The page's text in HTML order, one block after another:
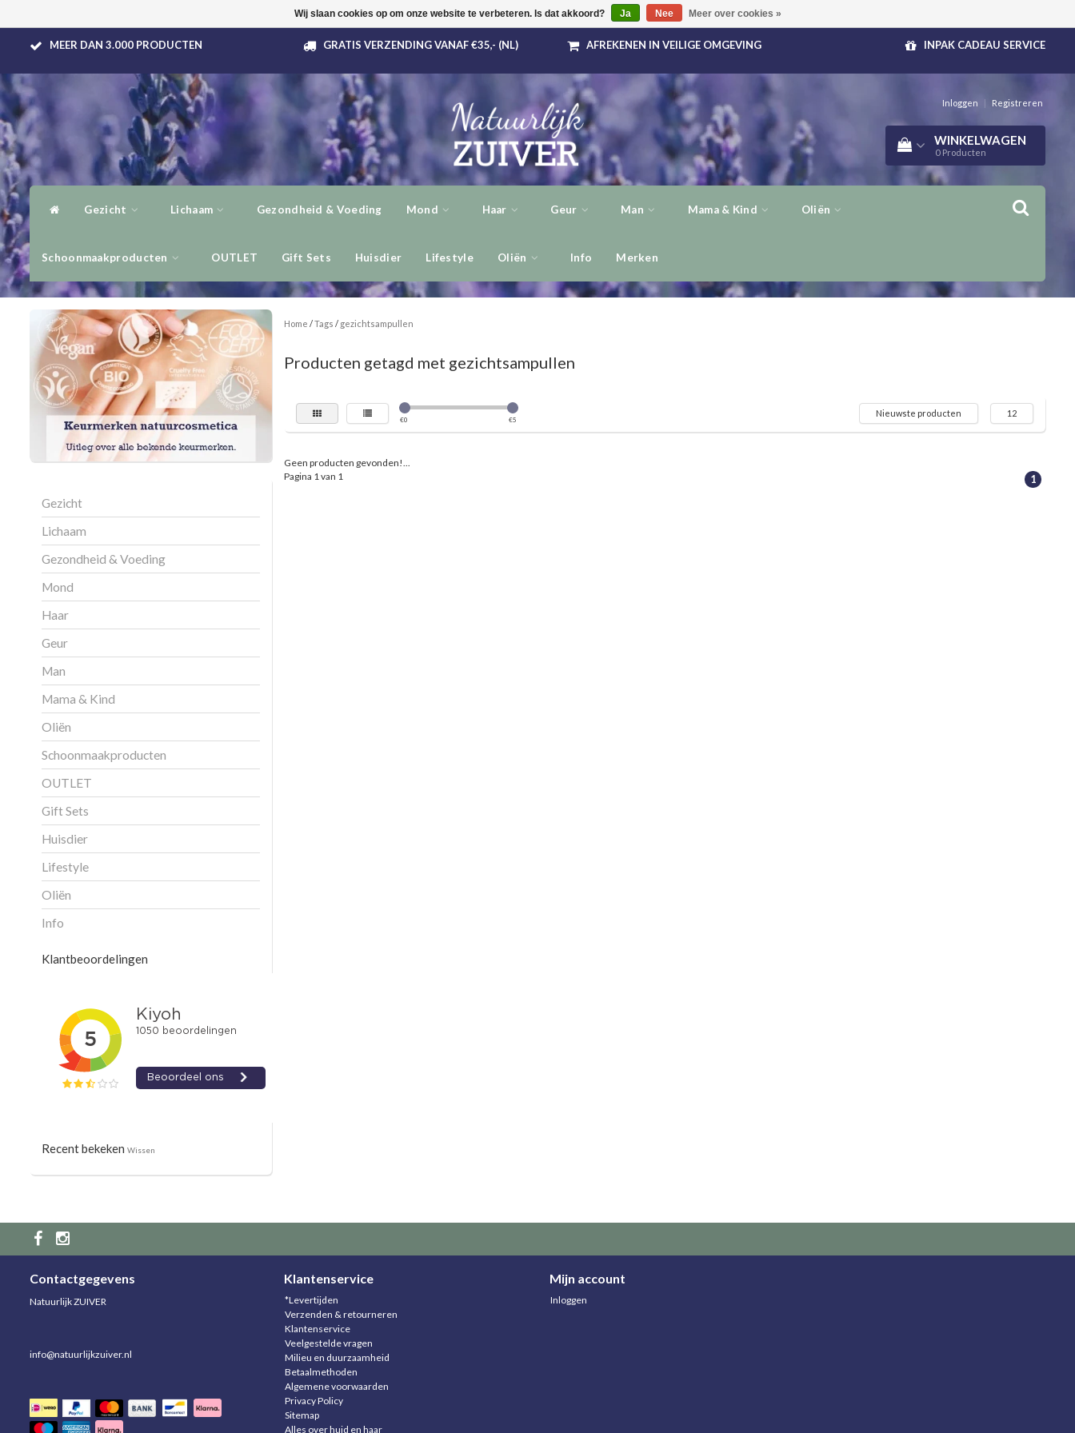
MEER DAN 3.000 PRODUCTEN GRATIS VERZENDING VANAF €35,- (NL) AFREKENEN IN VEILIGE OMGEVING INPAK CADEAU SERVICE
Inloggen | Registreren
WINKELWAGEN
0 Producten
Gezicht Lichaam Gezondheid & Voeding Mond Haar Geur Man Mama & Kind Oliën
Schoonmaakproducten OUTLET Gift Sets Huisdier Lifestyle Oliën Info Merken
Gezicht
Lichaam
Gezondheid & Voeding
Mond
Haar
Geur
Man
Mama & Kind
Oliën
Schoonmaakproducten
OUTLET
Gift Sets
Huisdier
Lifestyle
Oliën
Info
Klantbeoordelingen
Recent bekeken Wissen
Home /Tags / gezichtsampullen
Producten getagd met gezichtsampullen
€0 €5
Nieuwste producten 12
Geen producten gevonden!...
Pagina 1 van 1
1
Contactgegevens
Natuurlijk ZUIVER
info@natuurlijkzuiver.nl
Klantenservice
*Levertijden
Verzenden & retourneren
Klantenservice
Veelgestelde vragen
Milieu en duurzaamheid
Betaalmethoden
Algemene voorwaarden
Privacy Policy
Sitemap
Alles over huid en haar
Mijn account
Inloggen
Wij slaan cookies op om onze website te verbeteren. Is dat akkoord? Ja Nee Meer over cookies »